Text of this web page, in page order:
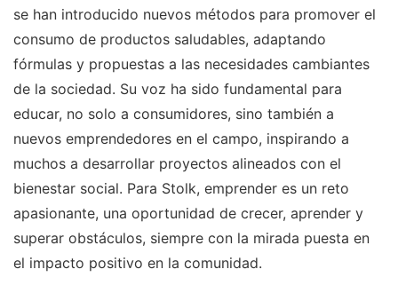
se han introducido nuevos métodos para promover el
consumo de productos saludables, adaptando
fórmulas y propuestas a las necesidades cambiantes
de la sociedad. Su voz ha sido fundamental para
educar, no solo a consumidores, sino también a
nuevos emprendedores en el campo, inspirando a
muchos a desarrollar proyectos alineados con el
bienestar social. Para Stolk, emprender es un reto
apasionante, una oportunidad de crecer, aprender y
superar obstáculos, siempre con la mirada puesta en
el impacto positivo en la comunidad.